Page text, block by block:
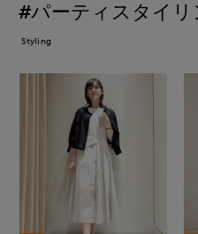
#パーティ スタイリ
Styling